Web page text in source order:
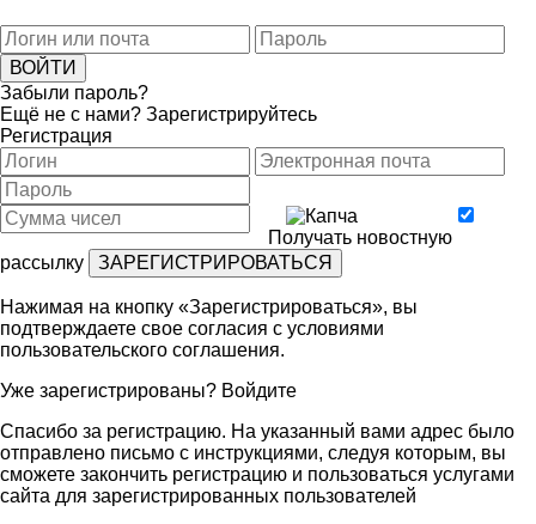
Забыли пароль?
Ещё не с нами? Зарегистрируйтесь
Регистрация
Получать новостную
рассылку
Нажимая на кнопку «Зарегистрироваться», вы
подтверждаете свое согласия с условиями
пользовательского соглашения.
Уже зарегистрированы? Войдите
Спасибо за регистрацию. На указанный вами адрес было
отправлено письмо с инструкциями, следуя которым, вы
сможете закончить регистрацию и пользоваться услугами
сайта для зарегистрированных пользователей